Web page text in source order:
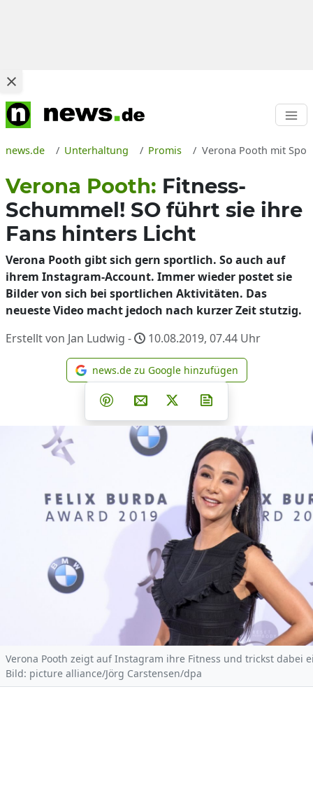
news.de Unterhaltung Promis Verona Pooth mit
Verona Pooth: Fitness-
Schummel! SO führt sie ihre
Fans hinters Licht
Verona Pooth gibt sich gern sportlich. So auch auf
ihrem Instagram-Account. Immer wieder postet sie
Bilder von sich bei sportlichen Aktivitäten. Das
neueste Video macht jedoch nach kurzer Zeit stutzig.
Erstellt von Jan Ludwig -
10.08.2019, 07.44 Uhr
news.de zu Google
news.de zu Google hinzufügen
Teilen auf Facebook
Teilen auf Whatsapp
Teilen auf Telegram
Teilen auf Pinterest
Per E-Mail teilen
Post auf X
Verona Pooth zeigt auf Instagram ihre Fitness und trickst dabei
Bild: picture alliance/Jörg Carstensen/dpa